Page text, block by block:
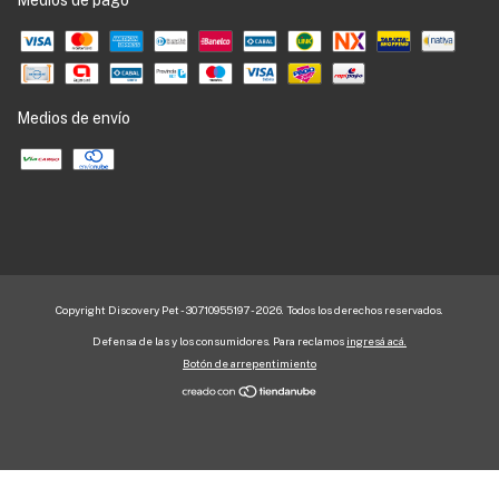
Medios de envío
Copyright Discovery Pet - 30710955197 - 2026. Todos los derechos reservados.
Defensa de las y los consumidores. Para reclamos ingresá acá.
Botón de arrepentimiento